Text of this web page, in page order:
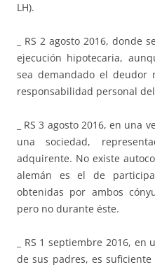
LH).
_ RS 2 agosto 2016,
ejecución hipotecaria,
sea demandado el deudor
responsabilidad personal
_ RS 3 agosto 2016, en una
una sociedad,
adquirente. No existe
alemán es el de
obtenidas por ambos
pero no durante éste.
_ RS 1 septiembre 2016,
de sus padres, es